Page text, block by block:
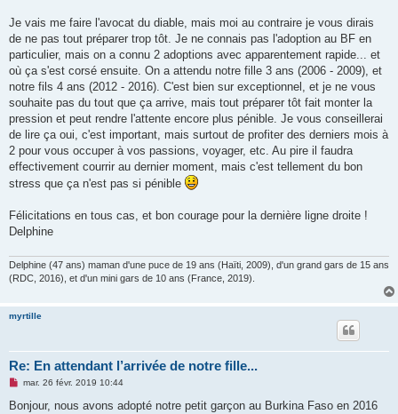
g
n
o
l
u
Je vais me faire l'avocat du diable, mais moi au contraire je vous dirais
de ne pas tout préparer trop tôt. Je ne connais pas l'adoption au BF en
particulier, mais on a connu 2 adoptions avec apparentement rapide... et
où ça s'est corsé ensuite. On a attendu notre fille 3 ans (2006 - 2009), et
notre fils 4 ans (2012 - 2016). C'est bien sur exceptionnel, et je ne vous
souhaite pas du tout que ça arrive, mais tout préparer tôt fait monter la
pression et peut rendre l'attente encore plus pénible. Je vous conseillerai
de lire ça oui, c'est important, mais surtout de profiter des derniers mois à
2 pour vous occuper à vos passions, voyager, etc. Au pire il faudra
effectivement courrir au dernier moment, mais c'est tellement du bon
stress que ça n'est pas si pénible
Félicitations en tous cas, et bon courage pour la dernière ligne droite !
Delphine
Delphine (47 ans) maman d'une puce de 19 ans (Haïti, 2009), d'un grand gars de 15 ans
(RDC, 2016), et d'un mini gars de 10 ans (France, 2019).
myrtille
Re: En attendant l’arrivée de notre fille...
M
s
mar. 26 févr. 2019 10:44
Bonjour, nous avons adopté notre petit garçon au Burkina Faso en 2016